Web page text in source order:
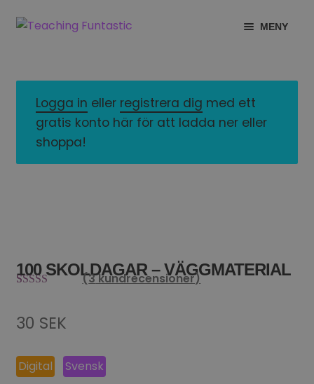
Hoppa
Gå
MENY
UNDERMENY
GRATISMATERIAL
BUTIK
TIPSHÖRNAN
Logga in eller registrera dig med ett
gratis konto här för att ladda ner eller
shoppa!
100 SKOLDAGAR – VÄGGMATERIAL
baserat på
ner
(3kundrecensioner)
30 SEK
Digital Svensk